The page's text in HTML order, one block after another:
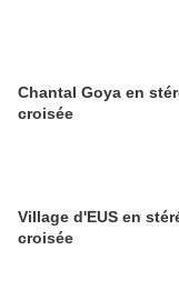
Chantal Goya en
croisée
Village d'EUS en
croisée